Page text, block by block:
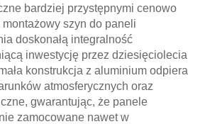
bardziej przystępnymi cenowo
szyn do paneli
doskonałą integralność
inwestycję przez dziesięciolecia
konstrukcja z aluminium odpiera
atmosferycznych oraz
gwarantując, że panele
zamocowane nawet w